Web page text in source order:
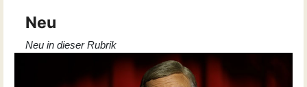
Neu
Neu in dieser Rubrik